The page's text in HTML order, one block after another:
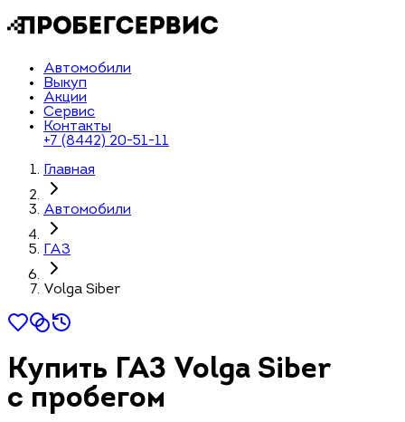
Автомобили
Выкуп
Акции
Сервис
Контакты
+7 (8442) 20-51-11
Главная
Автомобили
ГАЗ
Volga Siber
Купить ГАЗ Volga Siber
с пробегом